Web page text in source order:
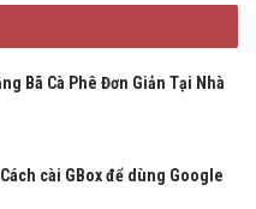
Bã Cà Phê Đơn Giản Tại Nhà
cài GBox để dùng Google